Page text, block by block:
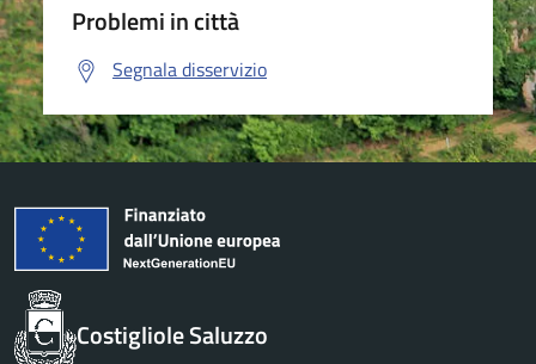
Problemi in città
Segnala disservizio
Costigliole Saluzzo